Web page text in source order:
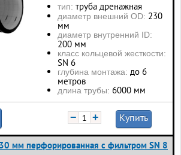
тип: труба дренажная
диаметр внешний OD: 230
мм
диаметр внутренний ID:
200 мм
класс кольцевой жесткости:
SN 6
глубина монтажа: до 6
метров
длина трубы: 6000 мм
− + Купить
мм перфорированная с фильтром SN 8